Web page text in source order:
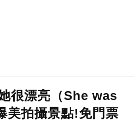
很漂亮（She was
美拍攝景點!免門票